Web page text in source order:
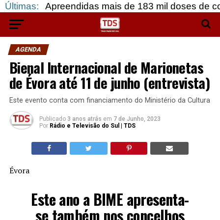
Últimas: mais de 183 mil doses de cocaína, em
AGENDA
Bienal Internacional de Marionetas
de Évora até 11 de junho (entrevista)
Este evento conta com financiamento do Ministério da Cultura
Publicado 3 anos atrás em 7 de Junho, 2023
Por Rádio e Televisão do Sul | TDS
Évora
Este ano a BIME apresenta-
se também nos concelhos